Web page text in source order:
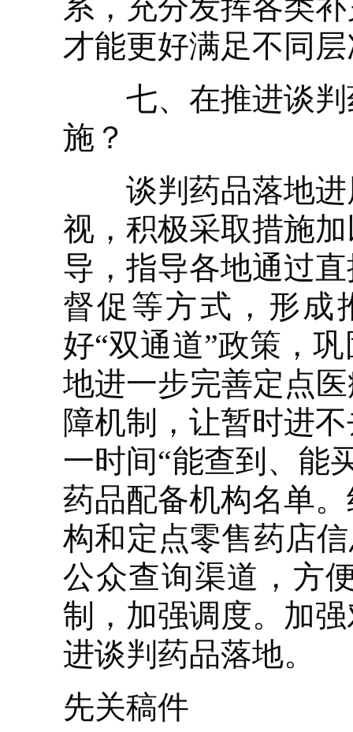
系，充分发挥各类
才能更好满足不同
七、在推进谈判
施？
谈判药品落地进
视，积极采取措施
导，指导各地通过
督促等方式，形成
好“双通道”政策，
地进一步完善定点
障机制，让暂时进
一时间“能查到、能
药品配备机构名单
构和定点零售药店
公众查询渠道，方
制，加强调度。加
进谈判药品落地。
先关稿件